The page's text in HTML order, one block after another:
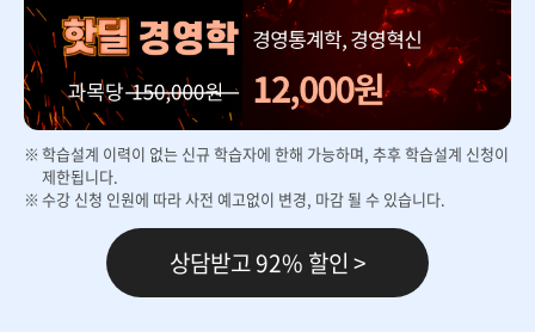
다다익선
광고학
150,000원
69,000원
다다익선
국제경영
150,000원
69,000원
다다익선
마케팅관리론
150,000원
69,000원
학습설계 이력이 없는 신규 학습자에 한해 가능하며, 추후 학습설계 신청이
제한됩니다.
수강 신청 인원에 따라 사전 예고없이 변경, 마감 될 수 있습니다.
상담받고 92% 할인 >